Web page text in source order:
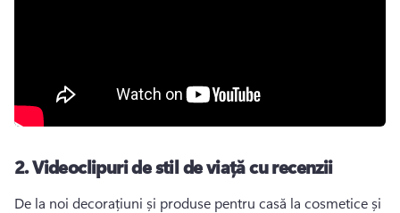
2.Videoclipuri de stil de viață cu recenzii
De la noi decorațiuni și produse pentru casă la cosmetice și